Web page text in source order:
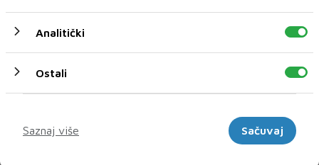
U FBiH poskupljuje plin
veleprodajne cijene prirodnog plina za 14,42 p...
Analitički
Ostali
Saznaj više
Sačuvaj